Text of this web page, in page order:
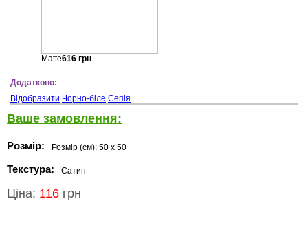
Matte616грн
Додатково:
Відобразити Чорно-біле Сепія
Ваше замовлення:
Розмір: Розмір (см): 50 x 50
Текстура: Сатин
Ціна: 116 грн